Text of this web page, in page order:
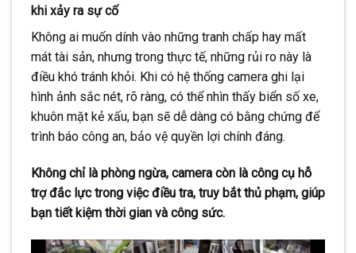
khi xảy ra sự cố
Không ai muốn dính vào những tranh chấp hay mất
mát tài sản, nhưng trong thực tế, những rủi ro này là
điều khó tránh khỏi. Khi có hệ thống camera ghi lại
hình ảnh sắc nét, rõ ràng, có thể nhìn thấy biển số xe,
khuôn mặt kẻ xấu, bạn sẽ dễ dàng có bằng chứng để
trình báo công an, bảo vệ quyền lợi chính đáng.
Không chỉ là phòng ngừa, camera còn là công cụ hỗ
trợ đắc lực trong việc điều tra, truy bắt thủ phạm, giúp
bạn tiết kiệm thời gian và công sức.